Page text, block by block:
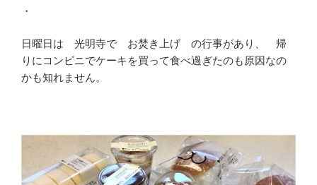
・
日曜日は 光明寺で お焚き上げ の行事があり、 帰
りにコンビニでケーキを買って食べ過ぎたのも原因なの
かも知れません。